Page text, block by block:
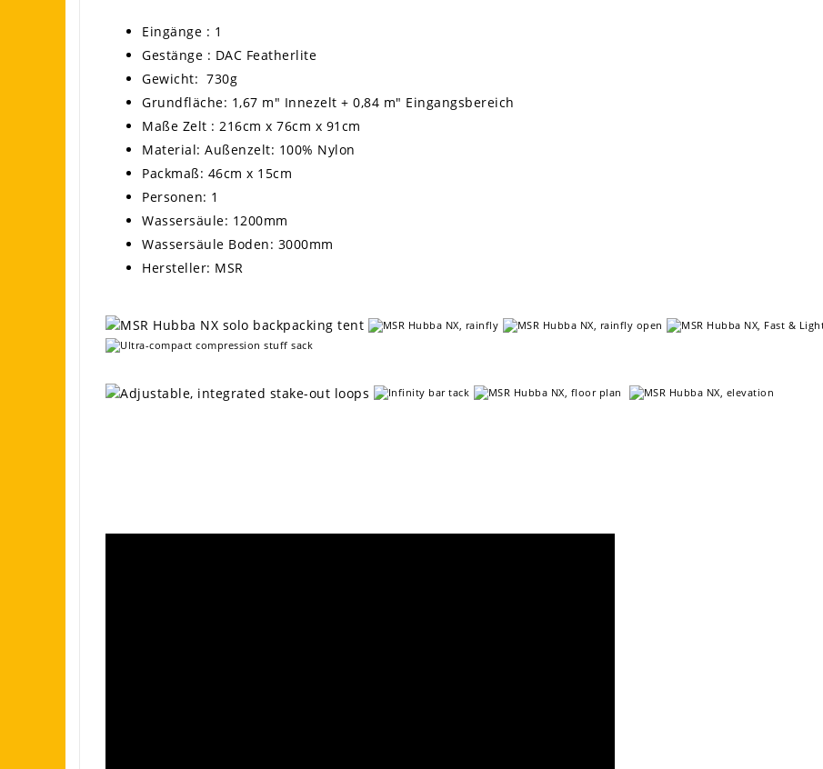
Eingänge : 1
Gestänge : DAC Featherlite
Gewicht: 730g
Grundfläche: 1,67 m" Innezelt + 0,84 m" Eingangsbereich
Maße Zelt : 216cm x 76cm x 91cm
Material: Außenzelt: 100% Nylon
Packmaß: 46cm x 15cm
Personen: 1
Wassersäule: 1200mm
Wassersäule Boden: 3000mm
Hersteller: MSR